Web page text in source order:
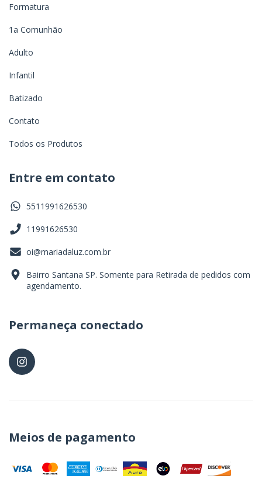
Formatura
1a Comunhão
Adulto
Infantil
Batizado
Contato
Todos os Produtos
Entre em contato
5511991626530
11991626530
oi@mariadaluz.com.br
Bairro Santana SP. Somente para Retirada de pedidos com
agendamento.
Permaneça conectado
Meios de pagamento